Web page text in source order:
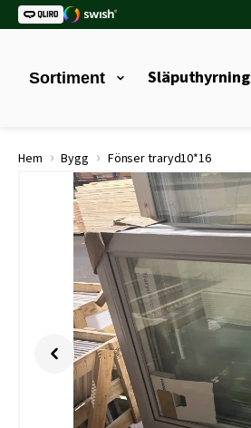
Sortiment Släputhyrning
Hem › Bygg › Fönser traryd10*16